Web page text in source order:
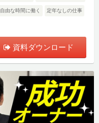
自由な時間に働く 定年なしの仕事
資料ダウンロード